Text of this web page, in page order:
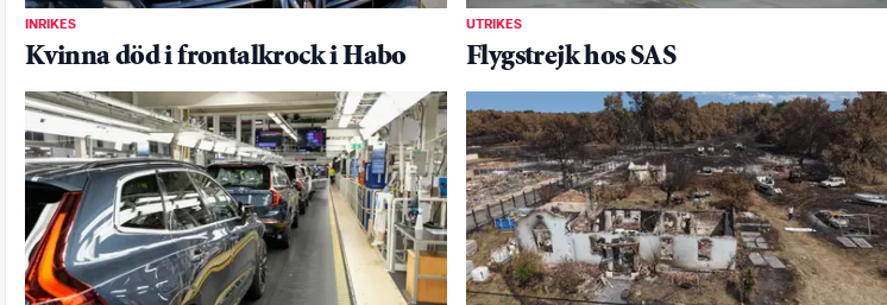
INRIKES
Kvinna död i frontalkrock i Habo
UTRIKES
Flygstrejk hos SAS